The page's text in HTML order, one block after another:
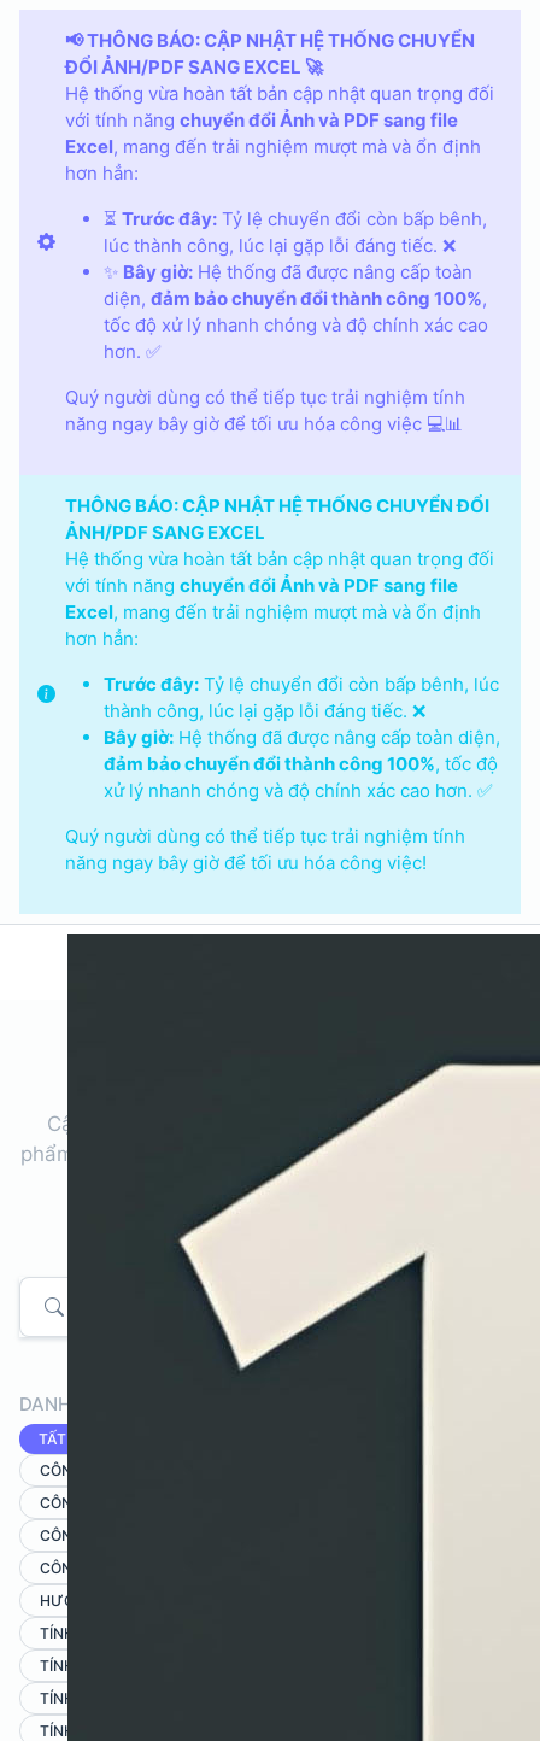
📢 THÔNG BÁO: CẬP NHẬT HỆ THỐNG CHUYỂN
ĐỔI ẢNH/PDF SANG EXCEL 🚀
Hệ thống vừa hoàn tất bản cập nhật quan trọng đối
với tính năng chuyển đổi Ảnh và PDF sang file
Excel, mang đến trải nghiệm mượt mà và ổn định
hơn hẳn:
⏳ Trước đây: Tỷ lệ chuyển đổi còn bấp bênh,
lúc thành công, lúc lại gặp lỗi đáng tiếc. ❌
✨ Bây giờ: Hệ thống đã được nâng cấp toàn
diện, đảm bảo chuyển đổi thành công 100%,
tốc độ xử lý nhanh chóng và độ chính xác cao
hơn. ✅
Quý người dùng có thể tiếp tục trải nghiệm tính
năng ngay bây giờ để tối ưu hóa công việc 💻📊
THÔNG BÁO: CẬP NHẬT HỆ THỐNG CHUYỂN ĐỔI
ẢNH/PDF SANG EXCEL
Hệ thống vừa hoàn tất bản cập nhật quan trọng đối
với tính năng chuyển đổi Ảnh và PDF sang file
Excel, mang đến trải nghiệm mượt mà và ổn định
hơn hẳn:
Trước đây: Tỷ lệ chuyển đổi còn bấp bênh, lúc
thành công, lúc lại gặp lỗi đáng tiếc. ❌
Bây giờ: Hệ thống đã được nâng cấp toàn diện,
đảm bảo chuyển đổi thành công 100%, tốc độ
xử lý nhanh chóng và độ chính xác cao hơn. ✅
Quý người dùng có thể tiếp tục trải nghiệm tính
năng ngay bây giờ để tối ưu hóa công việc!
Cập nhật xu hướng AI, hướng dẫn sử dụng sản
phẩm và câu chuyện thành công từ khách hàng của
AI Universe.
DANH MỤC
TẤT CẢ
CÔNG CỤ AI CHO FREELANCER & NHỮNG NGƯỜI SÁNG TẠO NỘI
CÔNG CỤ AI CHO GIÁO VIÊN/HỌC SINH
CÔNG CỤ AI CHO NHÂN VIÊN VĂN PHÒNG
CÔNG CỤ PDF & TIỆN ÍCH
HƯỚNG DẪN & MẸO SỬ DỤNG
TÍNH NĂNG CHUYỂN GIỌNG NÓI THÀNH VĂN BẢN (SPEECH-TO-TEXT)
TÍNH NĂNG CHUYỂN HÌNH ẢNH THÀNH EXCEL (IMAGE-TO-EXCEL)
TÍNH NĂNG CHUYỂN HÌNH ẢNH THÀNH VĂN BẢN (IMAGE-TO-TEXT)
TÍNH NĂNG CHUYỂN VĂN BẢN THÀNH GIỌNG NÓI (TEXT-TO-SPEECH)